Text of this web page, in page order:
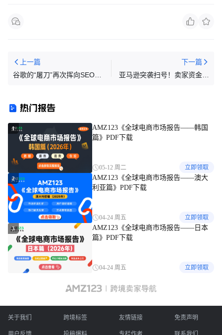
上一篇
谷歌的“屠刀”再次挥向SEO翻
下一篇
亚马逊突袭扫号！卖家资金冻
热门报告
1
AMZ123《全球电商市场报告——韩国
篇》PDF下载
05-12 周二 立即领取
2
AMZ123《全球电商市场报告——澳大
利亚篇》PDF下载
04-24 周五 立即领取
3
AMZ123《全球电商市场报告——日本
篇》PDF下载
04-24 周五 立即领取
关于我们 跨境标签 友情链接 免责声明